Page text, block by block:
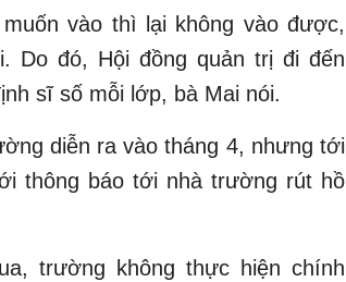
vào thì lại không vào được,
Do đó, Hội đồng quản trị đi đến
sĩ số mỗi lớp, bà Mai nói.
diễn ra vào tháng 4, nhưng tới
thông báo tới nhà trường rút hồ
trường không thực hiện chính